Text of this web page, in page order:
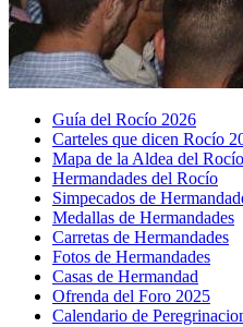
Guía del Rocío 2026
Carteles que dicen Rocío
Mapa de la Aldea del Rocío
Hermandades del Rocío
Simpecados de
Medallas de Hermandades
Carretas de Hermandades
Fotos de Hermandades
Casas de Hermandad
Ofrenda del Foro 2025
Calendario de